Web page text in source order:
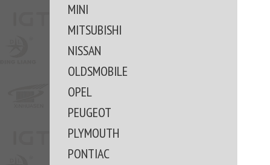
MINI
MITSUBISHI
NISSAN
OLDSMOBILE
OPEL
PEUGEOT
PLYMOUTH
PONTIAC